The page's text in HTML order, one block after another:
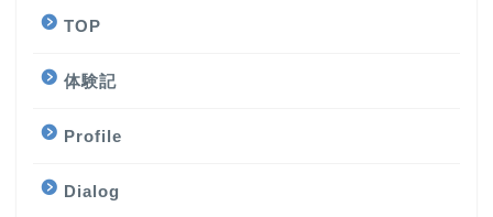
TOP
体験記
Profile
Dialog